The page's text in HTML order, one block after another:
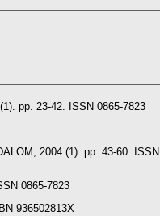
pp. 23-42. ISSN 0865-7823
2004 (1). pp. 43-60. ISSN
0865-7823
936502813X